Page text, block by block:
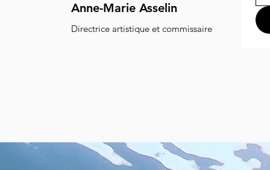
Anne-Marie Asselin
Directrice artistique et commissaire